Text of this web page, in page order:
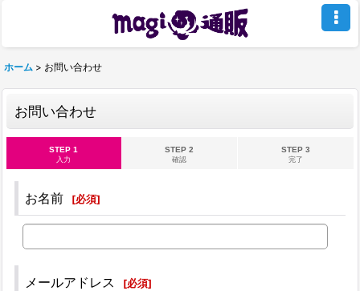
ホーム > お問い合わせ
お問い合わせ
STEP 1
入力
STEP 2
確認
STEP 3
完了
お名前 [必須]
メールアドレス [必須]